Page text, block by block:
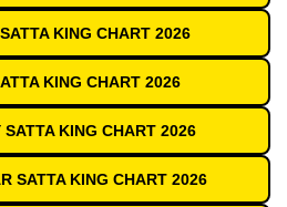
KING CHART 2026
KING CHART 2026
SATTA KING CHART 2026
SATTA KING CHART 2026